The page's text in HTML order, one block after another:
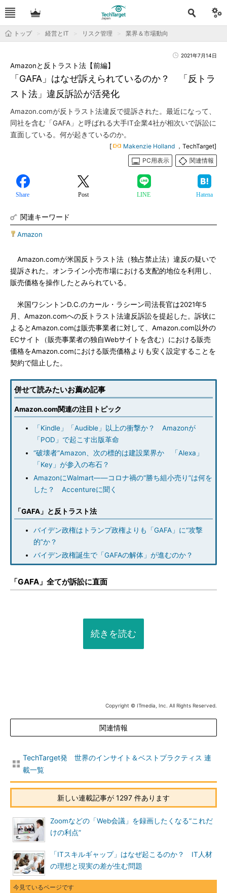
トップ 経営とIT リスク管理 業界＆市場動向
2021年7月14日
「GAFA」はなぜ訴えられているのか？ 「反トラ
スト法」違反訴訟が活発化
Amazonと反トラスト法【前編】
Amazon.comが反トラスト法違反で提訴された。最近になって、
同社を含む「GAFA」と呼ばれる大手IT企業4社が相次いで訴訟に
直面している。何が起きているのか。
[ Makenzie Holland ，TechTarget]
PC用表示
関連情報
Share Post LINE Hatena
関連キーワード
Amazon
Amazon.comが米国反トラスト法（独占禁止法）違反の疑いで
提訴された。オンライン小売市場における支配的地位を利用し、
販売価格を操作したとみられている。
米国ワシントンD.C.のカール・ラシーン司法長官は2021年5
月、Amazon.comへの反トラスト法違反訴訟を提起した。訴状に
よるとAmazon.comは販売事業者に対して、Amazon.com以外の
ECサイト（販売事業者の独自Webサイトを含む）における販売
価格をAmazon.comにおける販売価格よりも安く設定することを
契約で阻止した。
併せて読みたいお薦め記事
Amazon.com関連の注目トピック
「Kindle」「Audible」以上の衝撃か？ Amazonが
「POD」で起こす出版革命
“破壊者”Amazon、次の標的は建設業界か 「Alexa」
「Key」が参入の布石？
AmazonにWalmart――コロナ禍の“勝ち組小売り”は何を
した？ Accentureに聞く
「GAFA」と反トラスト法
バイデン政権はトランプ政権よりも「GAFA」に“攻撃
的”か？
バイデン政権誕生で「GAFAの解体」が進むのか？
「GAFA」全てが訴訟に直面
続きを読む
Copyright © ITmedia, Inc. All Rights Reserved.
関連情報
TechTarget発 世界のインサイト＆ベストプラクティス 連
載一覧
新しい連載記事が 1297 件あります
Zoomなどの「Web会議」を録画したくなる“これだ
けの利点”
「ITスキルギャップ」はなぜ起こるのか？ IT人材
の理想と現実の差が生む問題